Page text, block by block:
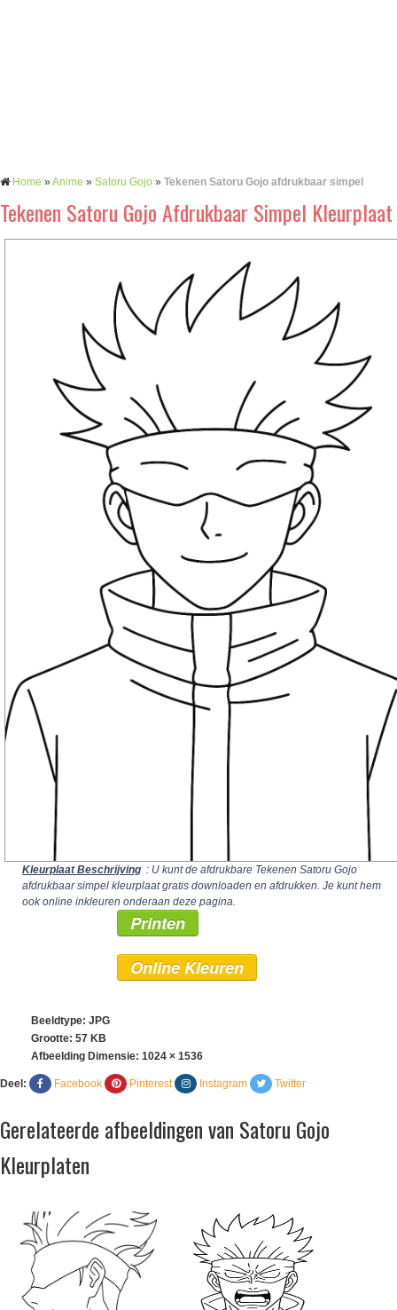
Home »Anime » Satoru Gojo » Tekenen Satoru Gojo afdrukbaar simpel
Tekenen Satoru Gojo Afdrukbaar Simpel Kleurplaat
Kleurplaat Beschrijving : U kunt de afdrukbare Tekenen Satoru Gojo
afdrukbaar simpel kleurplaat gratis downloaden en afdrukken. Je kunt hem
ook online inkleuren onderaan deze pagina.
Printen
Online Kleuren
Beeldtype: JPG
Grootte: 57 KB
Afbeelding Dimensie: 1024 × 1536
Deel: Facebook Pinterest Instagram Twitter
Gerelateerde afbeeldingen van Satoru Gojo
Kleurplaten